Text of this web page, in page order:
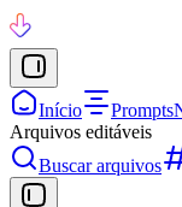
Início Prompts
Arquivos editáveis
Buscar arquivos